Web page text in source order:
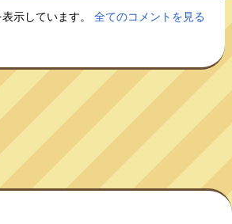
表示しています。全てのコメントを見る